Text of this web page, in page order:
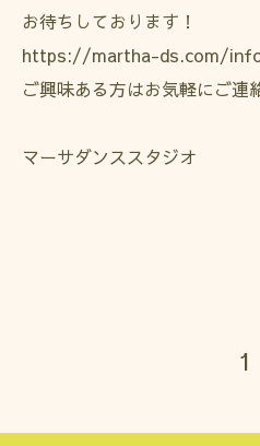
お待ちしております！
https://martha-ds.com/
ご興味ある方はお気軽にご連
マーサダンススタジオ
1